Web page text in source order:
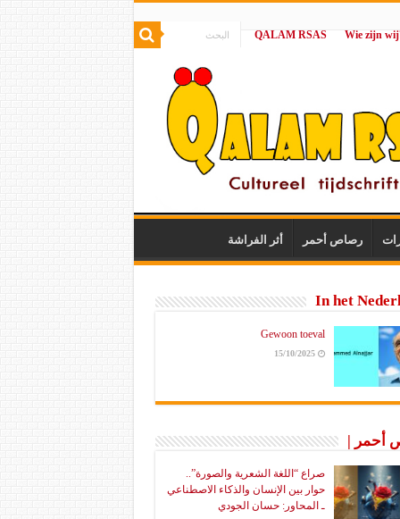
|
QALAM RSAS
رصاص أحمر أثر الفراشة
In het
Gewoon toeval
15/10/2025
أحمر |
صراع “اللغة الشعرية والصورة”..
حوار بين الإنسان والذكاء الاصطناعي
ـ المحاور: حسان الجودي